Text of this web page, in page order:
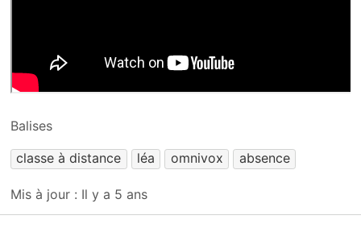
Balises
classe à distance
léa omnivox absence
Mis à jour : Il y a 5 ans